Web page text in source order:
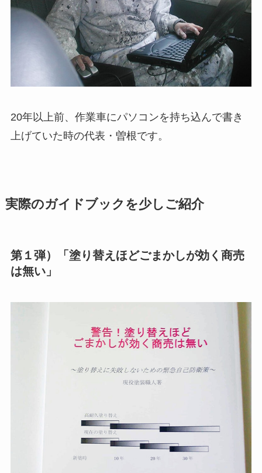
20年以上前、作業車にパソコンを持ち込んで書き
上げていた時の代表・曽根です。
実際のガイドブックを少しご紹介
第１弾）「塗り替えほどごまかしが効く商売
は無い」